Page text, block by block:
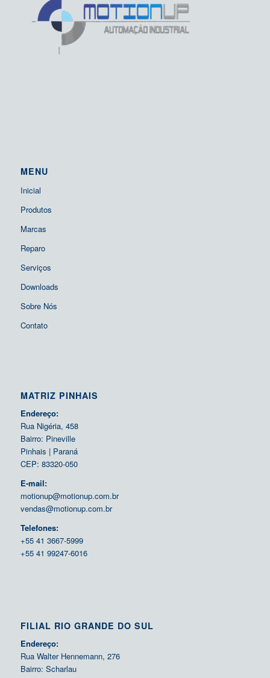
MENU
Inicial
Produtos
Marcas
Reparo
Serviços
Downloads
Sobre Nós
Contato
MATRIZ PINHAIS
Endereço:
Rua Nigéria, 458
Bairro: Pineville
Pinhais | Paraná
CEP: 83320-050
E-mail:
motionup@motionup.com.br
vendas@motionup.com.br
Telefones:
+55 41 3667-5999
+55 41 99247-6016
FILIAL RIO GRANDE DO SUL
Endereço:
Rua Walter Hennemann, 276
Bairro: Scharlau